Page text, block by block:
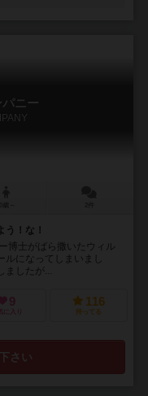
ニー
！な！
博士がばら撒いたウィル
になってしまいまし
ましたが...
9
に入り
116
持ってる
さい